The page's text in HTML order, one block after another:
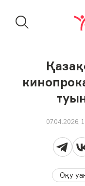
07.04.2026,
Оқу